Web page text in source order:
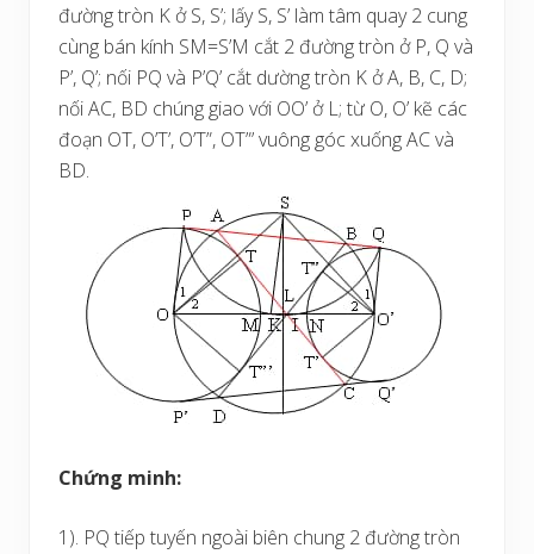
đường tròn K ở S, S’; lấy S, S’ làm tâm quay 2 cung
cùng bán kính SM=S’M cắt 2 đường tròn ở P, Q và
P’, Q’; nối PQ và P’Q’ cắt dường tròn K ở A, B, C, D;
nối AC, BD chúng giao với OO’ ở L; từ O, O’ kẽ các
đoạn OT, O’T’, O’T”, OT”’ vuông góc xuống AC và
BD.
Chứng minh:
1). PQ tiếp tuyến ngoài biên chung 2 đường tròn